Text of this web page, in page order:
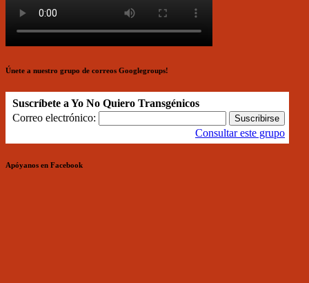
Únete a nuestro grupo de correos Googlegroups!
Suscríbete a Yo No Quiero Transgénicos
Correo electrónico:
Consultar este grupo
Apóyanos en Facebook